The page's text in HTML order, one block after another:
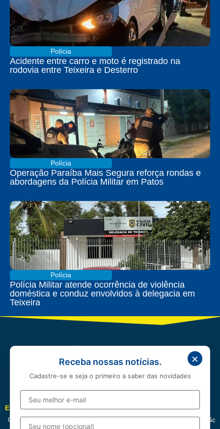
Polícia
Acidente entre carro e moto é registrado na
rodovia entre Teixeira e Desterro
Polícia
Operação Paraíba Mais Segura reforça rondas e
abordagens da Polícia Militar em Patos
Polícia
Polícia Militar atende ocorrência de violência
doméstica e conduz envolvidos à delegacia em
Teixeira
EDITORIAIS
Cotidiano
Política Esportes Cidades Entretenimento Educação
×
Receba nossas notícias.
Cadastre-se e seja o primeiro a saber das novidades